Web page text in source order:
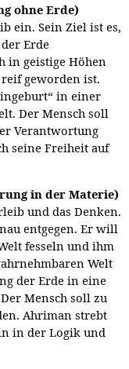
ohne Erde)
ein. Sein Ziel ist es,
Erde
in geistige Höhen
geworden ist.
in einer
Der Mensch soll
Verantwortung
seine Freiheit auf
in der Materie)
und das Denken.
entgegen. Er will
fesseln und ihm
Welt
der Erde in eine
Mensch soll zu
Ahriman strebt
in der Logik und